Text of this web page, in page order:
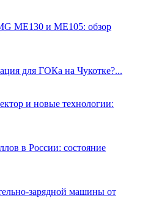
ME130 и ME105: обзор
для ГОКа на Чукотке?...
и новые технологии:
в России: состояние
зарядной машины от